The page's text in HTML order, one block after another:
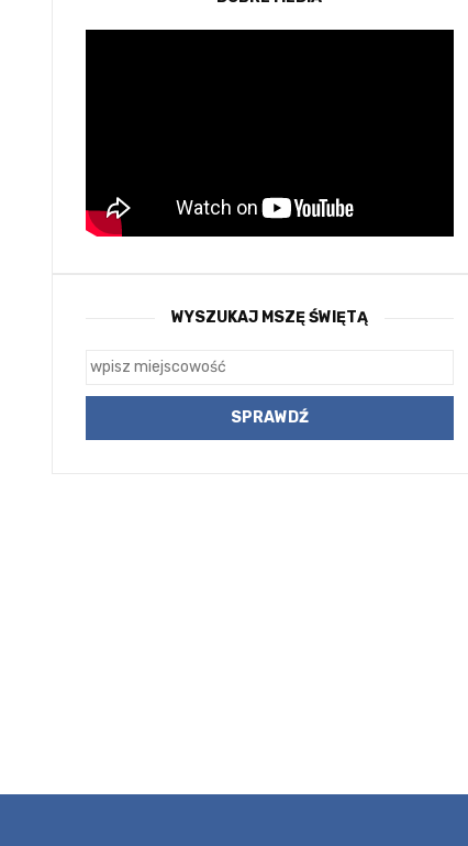
WYSZUKAJ MSZĘ ŚWIĘTĄ